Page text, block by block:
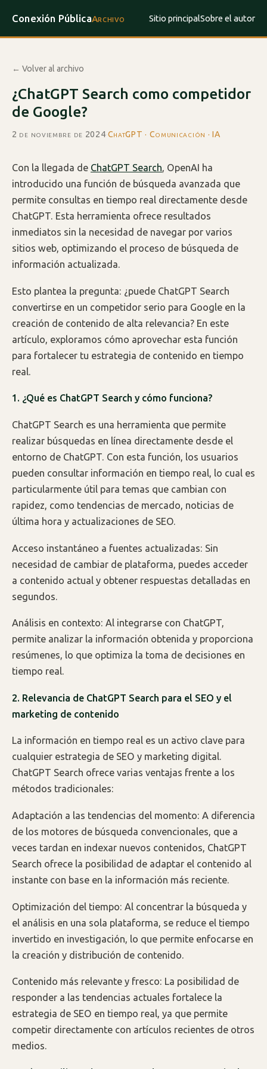
Conexión PúblicaArchivo Sitio principalSobre el autor
← Volver al archivo
¿ChatGPT Search como competidor
de Google?
2 de noviembre de 2024·ChatGPT · Comunicación · IA
Con la llegada de ChatGPT Search, OpenAI ha
introducido una función de búsqueda avanzada que
permite consultas en tiempo real directamente desde
ChatGPT. Esta herramienta ofrece resultados
inmediatos sin la necesidad de navegar por varios
sitios web, optimizando el proceso de búsqueda de
información actualizada.
Esto plantea la pregunta: ¿puede ChatGPT Search
convertirse en un competidor serio para Google en la
creación de contenido de alta relevancia? En este
artículo, exploramos cómo aprovechar esta función
para fortalecer tu estrategia de contenido en tiempo
real.
1. ¿Qué es ChatGPT Search y cómo funciona?
ChatGPT Search es una herramienta que permite
realizar búsquedas en línea directamente desde el
entorno de ChatGPT. Con esta función, los usuarios
pueden consultar información en tiempo real, lo cual es
particularmente útil para temas que cambian con
rapidez, como tendencias de mercado, noticias de
última hora y actualizaciones de SEO.
Acceso instantáneo a fuentes actualizadas: Sin
necesidad de cambiar de plataforma, puedes acceder
a contenido actual y obtener respuestas detalladas en
segundos.
Análisis en contexto: Al integrarse con ChatGPT,
permite analizar la información obtenida y proporciona
resúmenes, lo que optimiza la toma de decisiones en
tiempo real.
2. Relevancia de ChatGPT Search para el SEO y el
marketing de contenido
La información en tiempo real es un activo clave para
cualquier estrategia de SEO y marketing digital.
ChatGPT Search ofrece varias ventajas frente a los
métodos tradicionales:
Adaptación a las tendencias del momento: A diferencia
de los motores de búsqueda convencionales, que a
veces tardan en indexar nuevos contenidos, ChatGPT
Search ofrece la posibilidad de adaptar el contenido al
instante con base en la información más reciente.
Optimización del tiempo: Al concentrar la búsqueda y
el análisis en una sola plataforma, se reduce el tiempo
invertido en investigación, lo que permite enfocarse en
la creación y distribución de contenido.
Contenido más relevante y fresco: La posibilidad de
responder a las tendencias actuales fortalece la
estrategia de SEO en tiempo real, ya que permite
competir directamente con artículos recientes de otros
medios.